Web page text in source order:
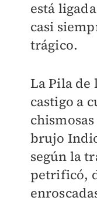
está
casi
trágico.
La Pila de
castigo a
brujo
según la
petrificó,